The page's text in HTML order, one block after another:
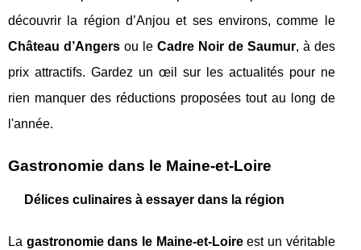
découvrir la région d’Anjou et ses environs, comme le
Château d’Angersou le Cadre Noir de Saumur, à des
prix attractifs. Gardez un œil sur les actualités pour ne
rien manquer des réductions proposées tout au long de
l'année.
Gastronomie dans le Maine-et-Loire
Délices culinaires à essayer dans la région
La gastronomie dans le Maine-et-Loireest un véritable